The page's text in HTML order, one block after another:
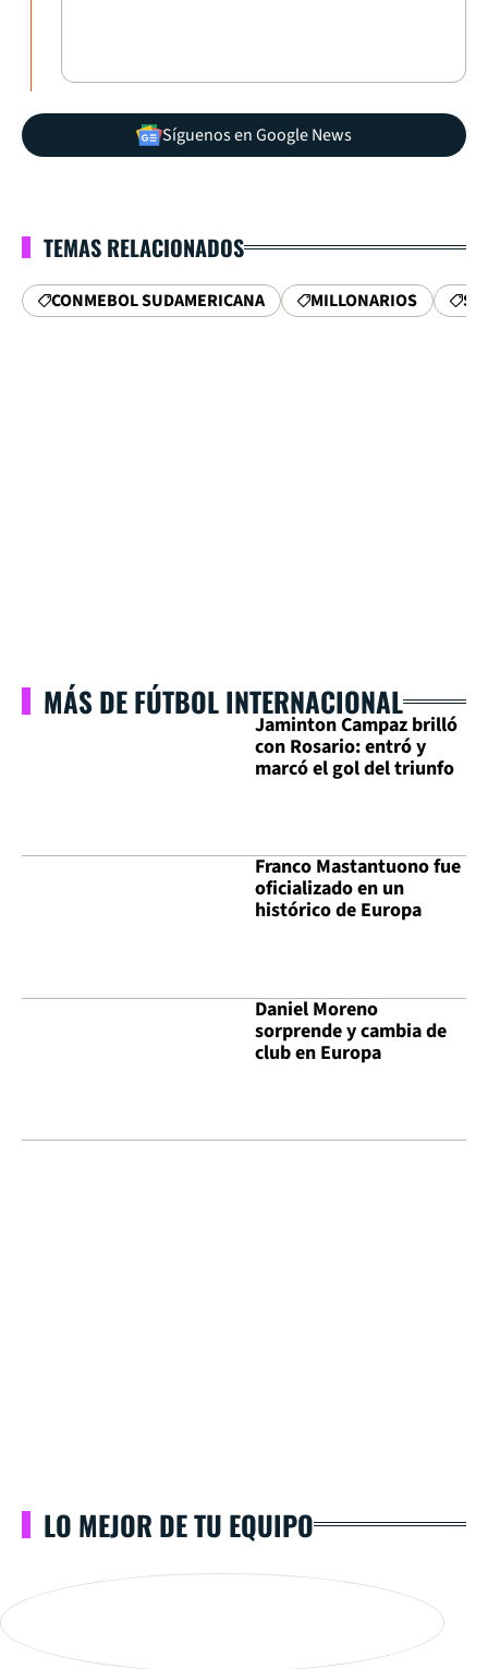
Síguenos en Google News
TEMAS RELACIONADOS
CONMEBOL SUDAMERICANA MILLONARIOS
MÁS DE FÚTBOL INTERNACIONAL
Jaminton Campaz brilló
con Rosario: entró y
marcó el gol del triunfo
Franco Mastantuono fue
oficializado en un
histórico de Europa
Daniel Moreno
sorprende y cambia de
club en Europa
LO MEJOR DE TU EQUIPO